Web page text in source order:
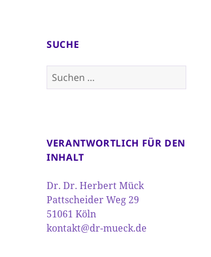
SUCHE
Suchen
nach:
VERANTWORTLICH FÜR DEN
INHALT
Dr. Dr. Herbert Mück
Pattscheider Weg 29
51061 Köln
kontakt@dr-mueck.de